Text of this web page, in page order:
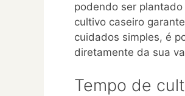
podendo ser
cultivo caseiro
cuidados simples, é
diretamente da sua
Tempo de